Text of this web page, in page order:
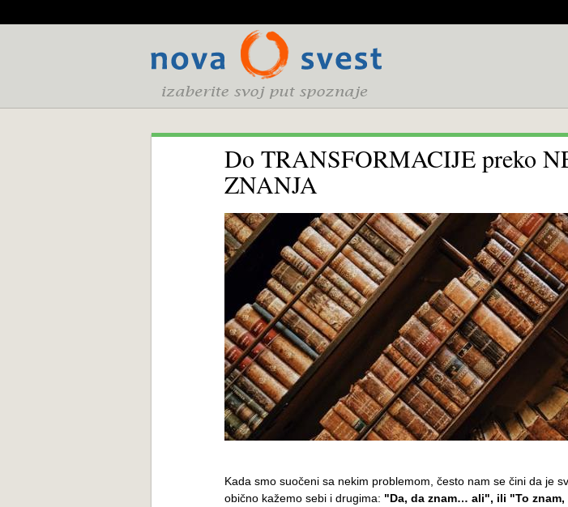
Do TRANSFORMACIJE preko
ZNANJA
Kada smo suočeni sa nekim problemom, često nam se čini da je
obično kažemo sebi i drugima: "Da, da znam… ali", ili "To